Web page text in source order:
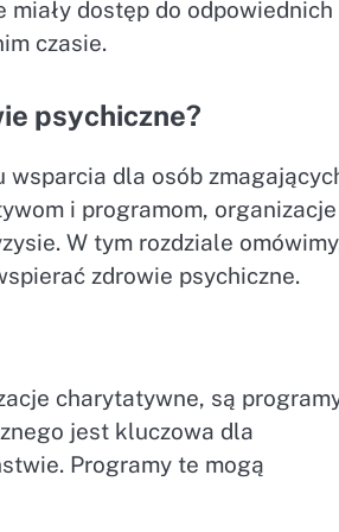
dostęp do odpowiednich
czasie.
psychiczne?
dla osób
i programom,
W tym rozdziale
zdrowie psychiczne.
charytatywne, są
jest kluczowa dla
Programy te mogą